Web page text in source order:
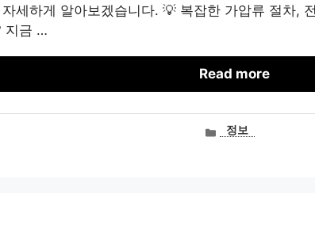
세하게 알아보겠습니다. 💡 복잡한 가압류 절차,
지금 …
Read more
카정보